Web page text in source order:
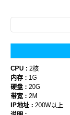
CPU : 2核
内存 : 1G
硬盘 : 20G
带宽 : 2M
IP地址 : 200W以上